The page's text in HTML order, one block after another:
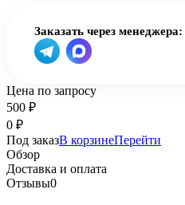
Заказать через менеджера:
Цена по запросу
500 ₽
0 ₽
Под заказВ корзинеПерейти
Обзор
Доставка и оплата
Отзывы0